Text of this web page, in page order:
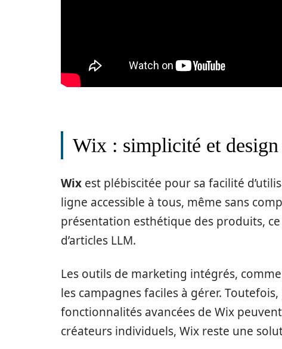
Wix : simplicité et design
Wix est plébiscitée pour sa facilité
ligne accessible à tous, même sans
présentation esthétique des produits,
d’articles LLM.
Les outils de marketing intégrés,
les campagnes faciles à gérer.
fonctionnalités avancées de Wix
créateurs individuels, Wix reste une